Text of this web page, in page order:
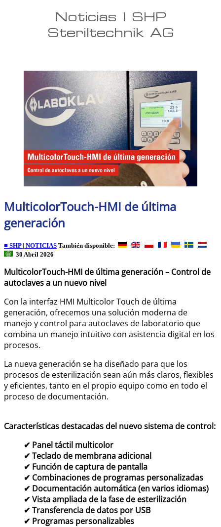
Noticias | SHP
Steriltechnik AG
MulticolorTouch-HMI de última
generación
■ SHP | NOTICIAS También disponible:
30 Abril 2026
MulticolorTouch-HMI de última generación – Control de
autoclaves a un nuevo nivel
Con la interfaz HMI Multicolor Touch de última
generación, ofrecemos una solución moderna de
manejo y control para autoclaves de laboratorio que
combina un manejo intuitivo con asistencia digital en los
procesos.
La nueva generación se ha diseñado para que los
procesos de esterilización sean aún más claros, flexibles
y eficientes, tanto en el propio equipo como en todo el
proceso de documentación.
Características destacadas del nuevo sistema de control:
✔ Panel táctil multicolor
✔ Teclado de membrana adicional
✔ Función de captura de pantalla
✔ Combinaciones de programas personalizadas
✔ Documentación automática (en varios idiomas)
✔ Vista ampliada de la fase de esterilización
✔ Transferencia de datos por USB
✔ Programas personalizables